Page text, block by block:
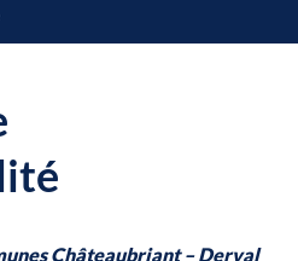
Châteaubriant – Derval